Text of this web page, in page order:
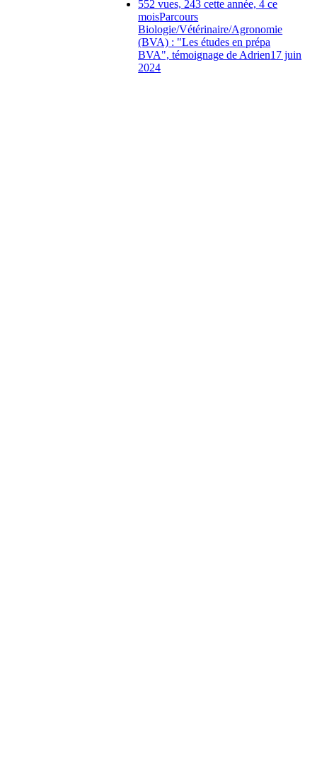
552 vues, 243 cette année, 4 ce
moisParcours
Biologie/Vétérinaire/Agronomie
(BVA) : "Les études en prépa
BVA", témoignage de Adrien17 juin
2024